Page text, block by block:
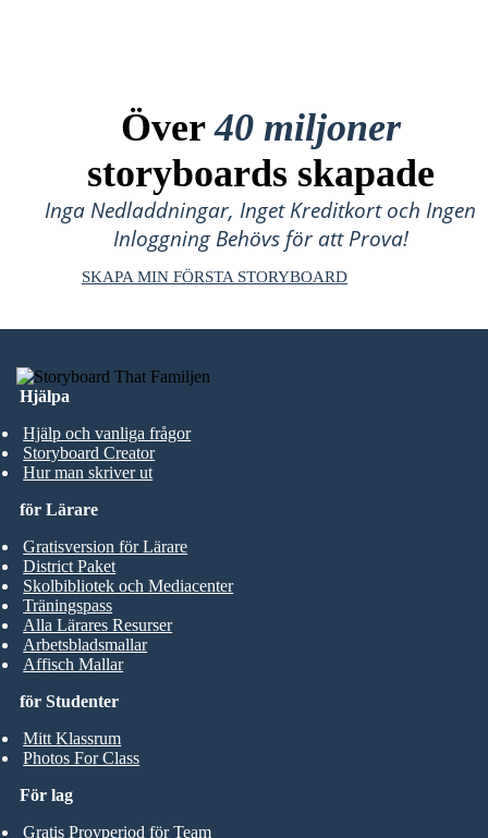
Över40 miljoner
storyboards skapade
Inga Nedladdningar, Inget Kreditkort och Ingen
Inloggning Behövs för att Prova!
SKAPA MIN FÖRSTA STORYBOARD
Hjälpa
Hjälp och vanliga frågor
Storyboard Creator
Hur man skriver ut
för Studenter
Mitt Klassrum
Photos For Class
för Lärare
Gratisversion för Lärare
District Paket
Skolbibliotek och Mediacenter
Träningspass
Alla Lärares Resurser
Arbetsbladsmallar
Affisch Mallar
För lag
Gratis Provperiod för Team